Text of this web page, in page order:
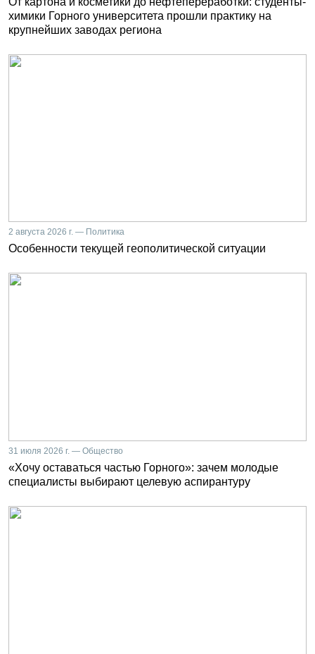
химики Горного университета прошли практику на
крупнейших заводах региона
2 августа 2026 г. — Политика
Особенности текущей геополитической ситуации
31 июля 2026 г. — Общество
«Хочу оставаться частью Горного»: зачем молодые
специалисты выбирают целевую аспирантуру